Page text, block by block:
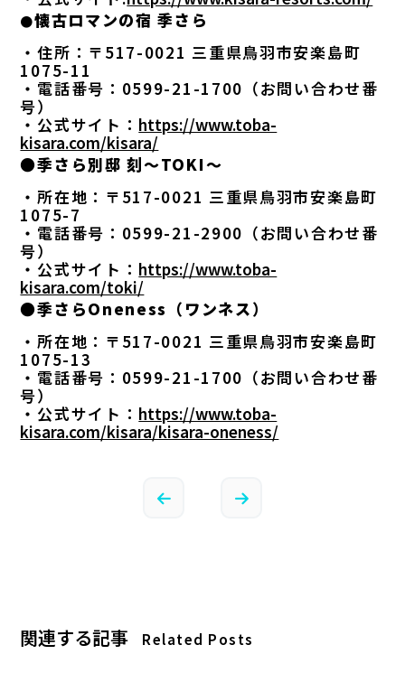
●懐古ロマンの宿 季さら
・住所：〒517-0021 三重県鳥羽市安楽島町
1075-11
・電話番号：0599-21-1700（お問い合わせ番
号）
・公式サイト： https://www.toba-
kisara.com/kisara/
●季さら別邸 刻～TOKI～
・所在地：〒517-0021 三重県鳥羽市安楽島町
1075-7
・電話番号：0599-21-2900（お問い合わせ番
号）
・公式サイト： https://www.toba-
kisara.com/toki/
●季さらOneness（ワンネス）
・所在地：〒517-0021 三重県鳥羽市安楽島町
1075-13
・電話番号：0599-21-1700（お問い合わせ番
号）
・公式サイト： https://www.toba-
kisara.com/kisara/kisara-oneness/
関連する記事 Related Posts